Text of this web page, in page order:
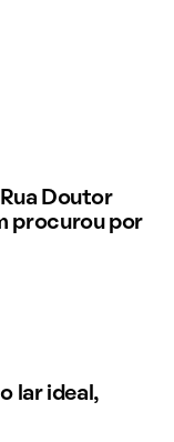
Doutor
procurou por
lar ideal,